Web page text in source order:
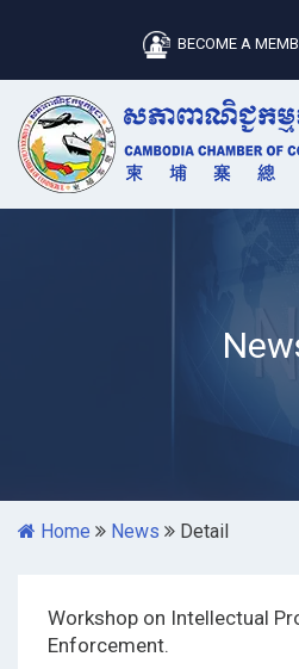
BECOME A
Home News Detail
Workshop on​ Intellectual
Enforcement.